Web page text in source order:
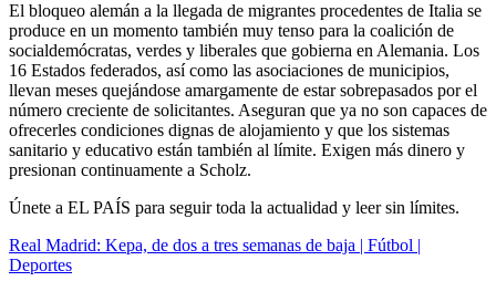
El bloqueo alemán a la llegada de migrantes procedentes de Italia se
produce en un momento también muy tenso para la coalición de
socialdemócratas, verdes y liberales que gobierna en Alemania. Los
16 Estados federados, así como las asociaciones de municipios,
llevan meses quejándose amargamente de estar sobrepasados por el
número creciente de solicitantes. Aseguran que ya no son capaces de
ofrecerles condiciones dignas de alojamiento y que los sistemas
sanitario y educativo están también al límite. Exigen más dinero y
presionan continuamente a Scholz.
Únete a EL PAÍS para seguir toda la actualidad y leer sin límites.
Real Madrid: Kepa, de dos a tres semanas de baja | Fútbol |
Deportes